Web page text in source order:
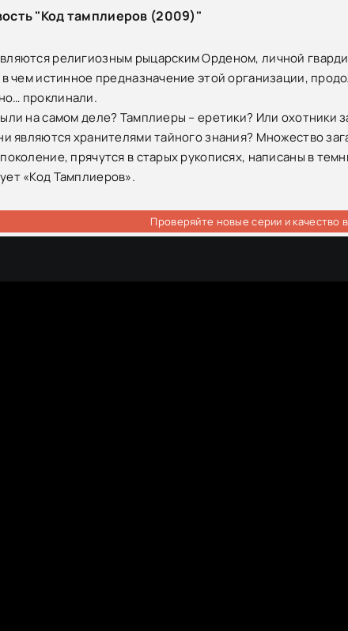
"Код тамплиеров (2009)"
религиозным рыцарским Орденом, личной
чем истинное предназначение этой организации,
проклинали.
на самом деле? Тамплиеры – еретики? Или охотники
являются хранителями тайного знания? Множество
прячутся в старых рукописях, написаны в
«Код Тамплиеров».
Проверяйте новые серии и качество